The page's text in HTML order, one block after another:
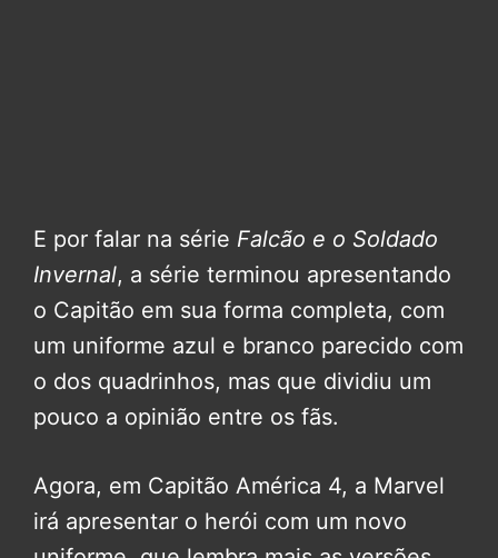
E por falar na série Falcão e o Soldado
Invernal, a série terminou apresentando
o Capitão em sua forma completa, com
um uniforme azul e branco parecido com
o dos quadrinhos, mas que dividiu um
pouco a opinião entre os fãs.
Agora, em Capitão América 4, a Marvel
irá apresentar o herói com um novo